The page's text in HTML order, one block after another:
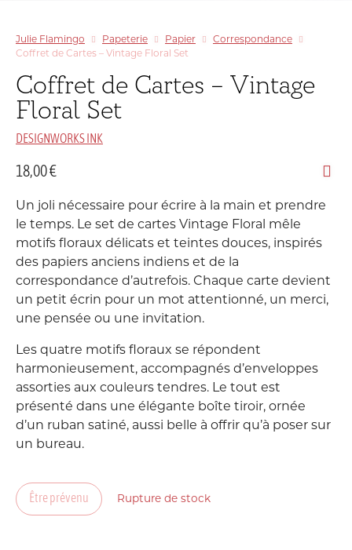
Julie Flamingo Papeterie Papier
Correspondance
Coffret de Cartes – Vintage Floral Set
Coffret de Cartes – Vintage
Floral Set
DESIGNWORKS INK
18,00€
Un joli nécessaire pour écrire à la main et prendre
le temps. Le set de cartes Vintage Floral mêle
motifs floraux délicats et teintes douces, inspirés
des papiers anciens indiens et de la
correspondance d’autrefois. Chaque carte devient
un petit écrin pour un mot attentionné, un merci,
une pensée ou une invitation.
Les quatre motifs floraux se répondent
harmonieusement, accompagnés d’enveloppes
assorties aux couleurs tendres. Le tout est
présenté dans une élégante boîte tiroir, ornée
d’un ruban satiné, aussi belle à offrir qu’à poser sur
un bureau.
Être prévenu Rupture de stock